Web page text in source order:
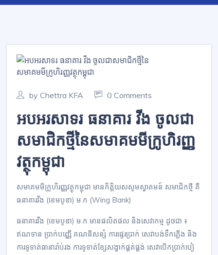
by Chettra KFA 0 Comments
អបអរសាទរ ធនាគារ វីង ចូលជា
សមាជិកថ្មីនៃសមាគមមីក្រូហិរញ្ញ
វត្ថុកម្ពុជា
សមាគមមីក្រូហិរញ្ញវត្ថុកម្ពុជា មានកិត្តិយសសូមស្វាគមន៍ សមាជិកថ្មី គឺ
ធនាគារវីង (ខេមបូឌា) ម.ក (Wing Bank)
ធនាគារវីង (ខេមបូឌា) ម.ក មានផលិតផល និងសេវាកម្ម ដូចជា ៖
ឥណទាន ប្រាក់បញ្ញើ គណនីសន្សំ ការផ្ទេរប្រាក់ សេវាបង់ទឹកភ្លើង និង
ការទូទាត់ធានារ៉ាប់រង ការទូទាត់ខ្សែសង្វាក់ផ្គត់ផ្គង់ សេវាបើកប្រាក់បៀ